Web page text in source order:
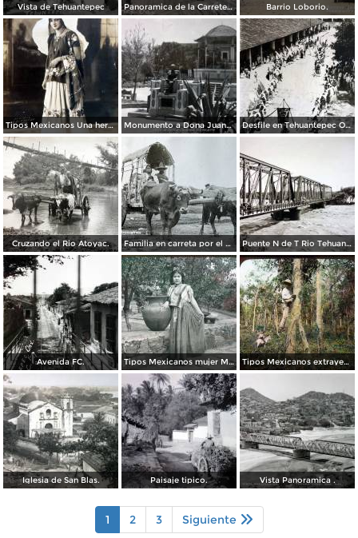
Vista de Tehuantepec Panoramica de la Carretera. Barrio Loborio.
Tipos Mexicanos Una hermosa Tehuana en traje tipico. ( Circulada el 6 de Junio de 1928 ). Monumento a Dona Juana Romero. Desfile en Tehuantepec Oaxaca.
Cruzando el Rio Atoyac. Familia en carreta por el Fotógrafo Fox & Carmichael. Puente N de T Rio Tehuantepec.
Avenida FC. Tipos Mexicanos mujer Mexicana en traje tipico. Tipos Mexicanos extrayendo caucho.
Iglesia de San Blas. Paisaje tipico. Vista Panoramica .
1 2 3 Siguiente